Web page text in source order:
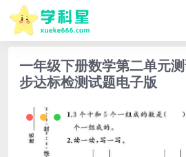
一年级下册数学第二单元
步达标检测试题电子版